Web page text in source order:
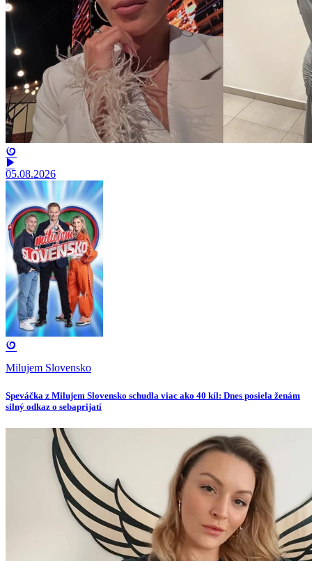
05.08.2026
Milujem Slovensko
Speváčka z Milujem Slovensko schudla viac ako 40 kíl: Dnes posiela ženám
silný odkaz o sebaprijatí